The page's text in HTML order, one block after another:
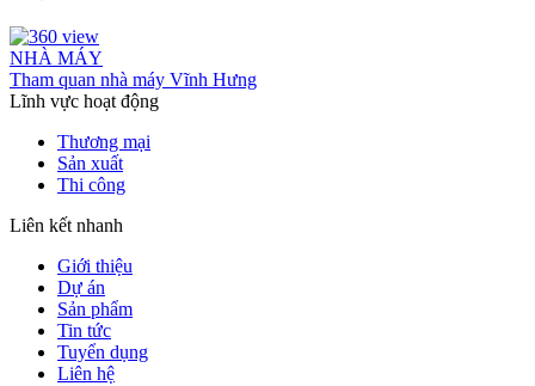
NHÀ MÁY
Tham quan nhà máy Vĩnh Hưng
Lĩnh vực hoạt động
Thương mại
Sản xuất
Thi công
Liên kết nhanh
Giới thiệu
Dự án
Sản phẩm
Tin tức
Tuyển dụng
Liên hệ